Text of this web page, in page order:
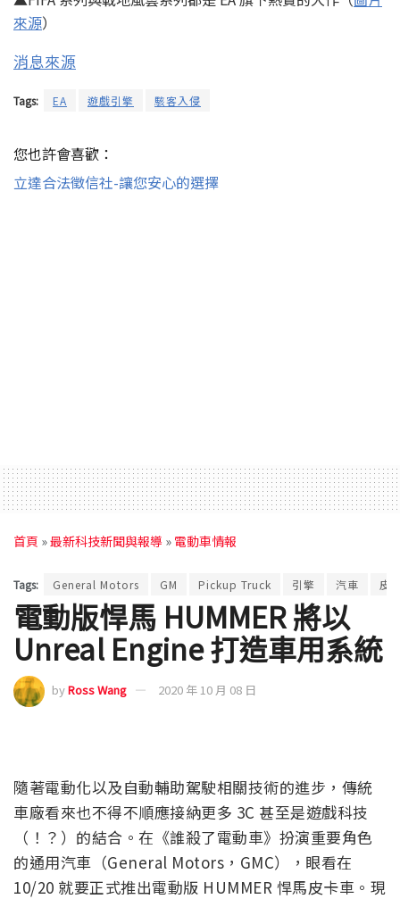
來源）
消息來源
Tags: EA 遊戲引擎 駭客入侵
您也許會喜歡：
立達合法徵信社-讓您安心的選擇
首頁 »最新科技新聞與報導 » 電動車情報
Tags: General Motors GM Pickup Truck 引擎 汽車 皮
電動版悍馬 HUMMER 將以
Unreal Engine 打造車用系統
byRoss Wang 2020 年 10 月 08 日
隨著電動化以及自動輔助駕駛相關技術的進步，傳統
車廠看來也不得不順應接納更多 3C 甚至是遊戲科技
（！？）的結合。在《誰殺了電動車》扮演重要角色
的通用汽車（General Motors，GMC），眼看在
10/20 就要正式推出電動版 HUMMER 悍馬皮卡車。現